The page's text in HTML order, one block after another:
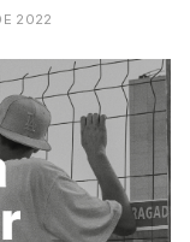
2022